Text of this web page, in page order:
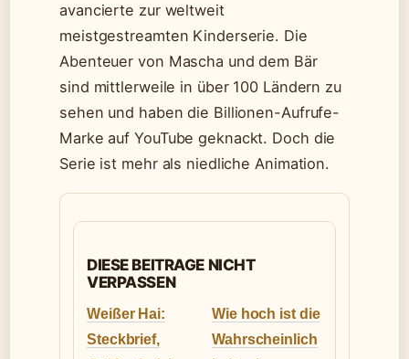
avancierte zur weltweit
meistgestreamten Kinderserie. Die
Abenteuer von Mascha und dem Bär
sind mittlerweile in über 100 Ländern zu
sehen und haben die Billionen-Aufrufe-
Marke auf YouTube geknackt. Doch die
Serie ist mehr als niedliche Animation.
DIESE BEITRAGE NICHT
VERPASSEN
Weißer Hai:
Steckbrief,
Wie hoch ist die
Wahrscheinlich